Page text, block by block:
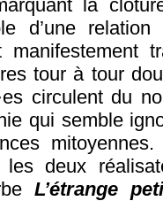
la
d’une
tour à tour
circulent du
qui semble
les deux
L’étrange